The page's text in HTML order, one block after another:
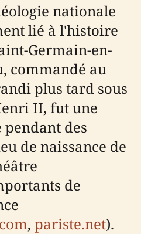
nationale
lié à l'histoire
Germain-en-
commandé au
plus tard sous
II, fut une
des
de naissance de
de
, pariste.net).